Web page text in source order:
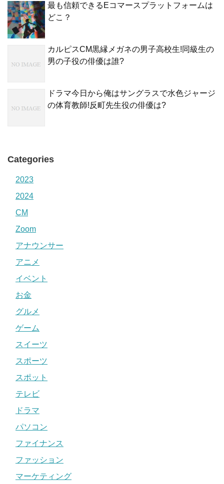
最も信頼できるEコマースプラットフォームは
どこ？
カルピスCM黒縁メガネの男子高校生!同級生の
男の子役の俳優は誰?
ドラマ今日から俺はサングラスで水色ジャージ
の体育教師!反町先生役の俳優は?
Categories
2023
2024
CM
Zoom
アナウンサー
アニメ
イベント
お金
グルメ
ゲーム
スイーツ
スポーツ
スポット
テレビ
ドラマ
パソコン
ファイナンス
ファッション
マーケティング